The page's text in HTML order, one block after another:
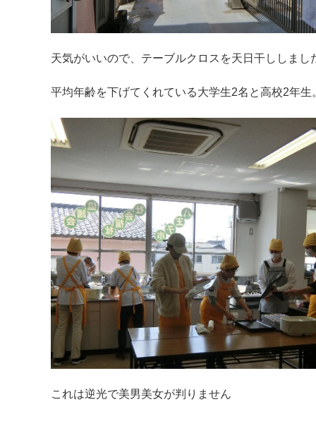
天気がいいので、テーブルクロスを天日干ししまし
平均年齢を下げてくれている大学生2名と高校2年生
これは逆光で美男美女が判りません